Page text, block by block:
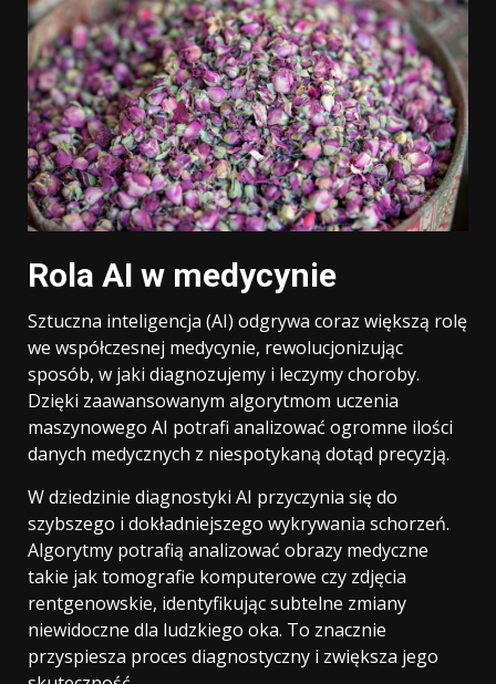
Rola AI w medycynie
Sztuczna inteligencja (AI) odgrywa coraz większą rolę
we współczesnej medycynie, rewolucjonizując
sposób, w jaki diagnozujemy i leczymy choroby.
Dzięki zaawansowanym algorytmom uczenia
maszynowego AI potrafi analizować ogromne ilości
danych medycznych z niespotykaną dotąd precyzją.
W dziedzinie diagnostyki AI przyczynia się do
szybszego i dokładniejszego wykrywania schorzeń.
Algorytmy potrafią analizować obrazy medyczne
takie jak tomografie komputerowe czy zdjęcia
rentgenowskie, identyfikując subtelne zmiany
niewidoczne dla ludzkiego oka. To znacznie
przyspiesza proces diagnostyczny i zwiększa jego